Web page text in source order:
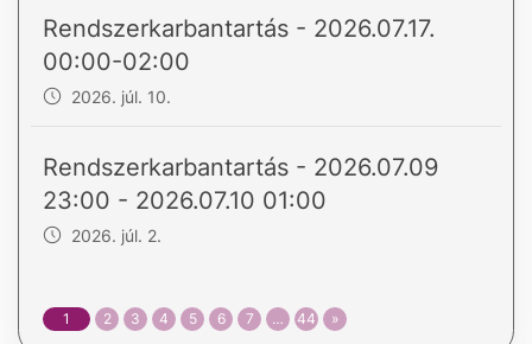
Rendszerkarbantartás - 2026.07.17.
00:00-02:00
2026. júl. 10.
Rendszerkarbantartás - 2026.07.09
23:00 - 2026.07.10 01:00
2026. júl. 2.
1 2 3 4 5 6 7 … 44 »